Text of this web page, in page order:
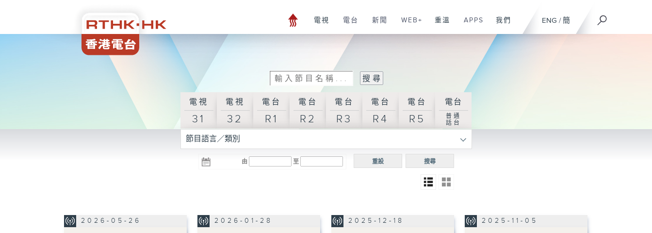
ENG / 簡
電視 電台 新聞 WEB+ 重溫 APPS 我們
電視
31
電視
32
電台
R1
電台
R2
電台
R3
電台
R4
電台
R5
電台
普通
話台
節目語言／類別
由 至 搜尋
重設
2026-05-26 2026-01-28 2025-12-18 2025-11-05